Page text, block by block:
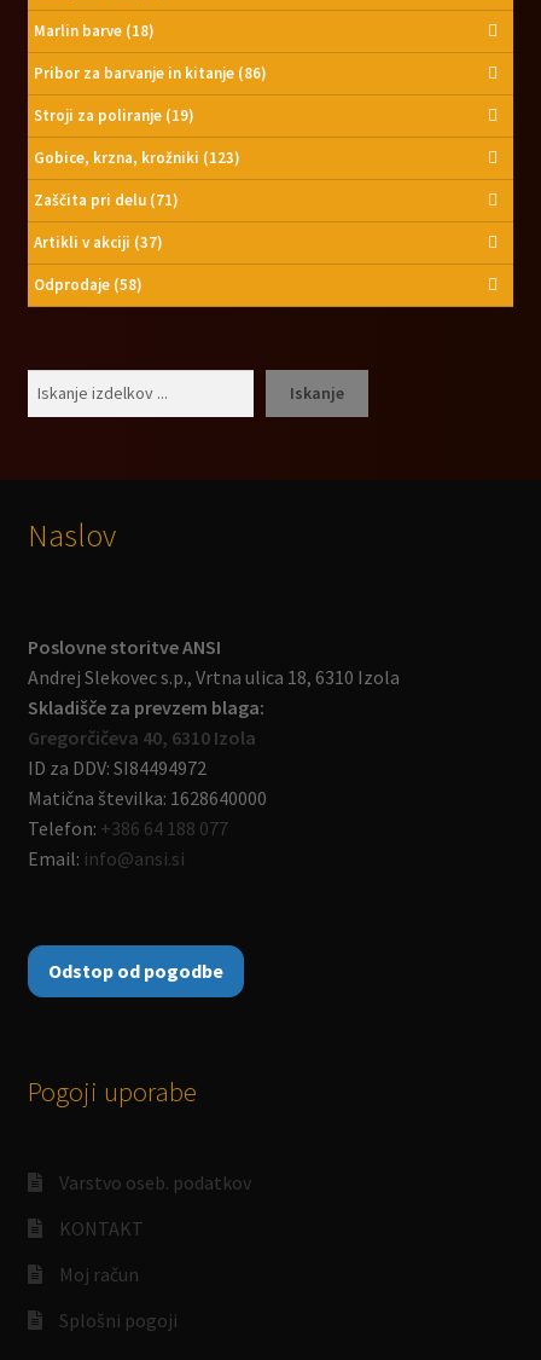
Marlin barve (18)
Pribor za barvanje in kitanje (86)
Stroji za poliranje (19)
Gobice, krzna, krožniki (123)
Zaščita pri delu (71)
Artikli v akciji (37)
Odprodaje (58)
Iskanje
Naslov
Poslovne storitve ANSI
Andrej Slekovec s.p., Vrtna ulica 18, 6310 Izola
Skladišče za prevzem blaga:
Gregorčičeva 40, 6310 Izola
ID za DDV: SI84494972
Matična številka: 1628640000
Telefon: +386 64 188 077
Email: info@ansi.si
Odstop od pogodbe
Pogoji uporabe
Varstvo oseb. podatkov
KONTAKT
Moj račun
Splošni pogoji